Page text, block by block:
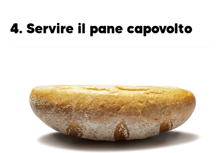
4. Servire il pane capovolto